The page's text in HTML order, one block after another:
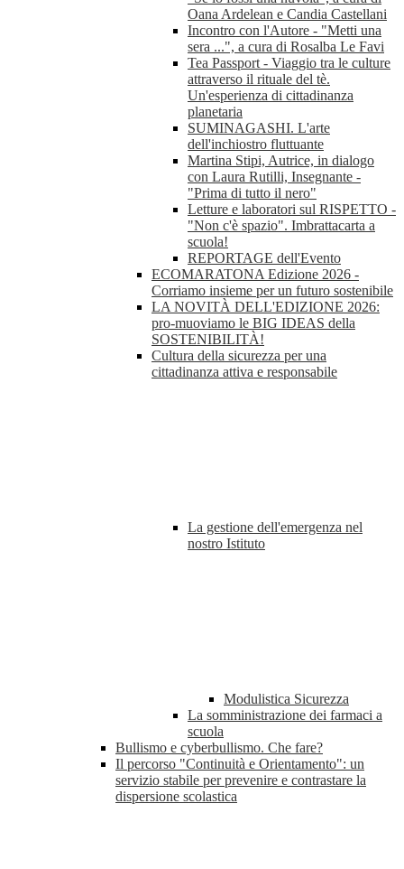
Oana Ardelean e Candia Castellani
Incontro con l'Autore - "Metti una
sera ...", a cura di Rosalba Le Favi
Tea Passport - Viaggio tra le culture
attraverso il rituale del tè.
Un'esperienza di cittadinanza
planetaria
SUMINAGASHI. L'arte
dell'inchiostro fluttuante
Martina Stipi, Autrice, in dialogo
con Laura Rutilli, Insegnante -
"Prima di tutto il nero"
Letture e laboratori sul RISPETTO -
"Non c'è spazio". Imbrattacarta a
scuola!
REPORTAGE dell'Evento
ECOMARATONA Edizione 2026 -
Corriamo insieme per un futuro sostenibile
LA NOVITÀ DELL'EDIZIONE 2026:
pro-muoviamo le BIG IDEAS della
SOSTENIBILITÀ!
Cultura della sicurezza per una
cittadinanza attiva e responsabile
La gestione dell'emergenza nel
nostro Istituto
Modulistica Sicurezza
La somministrazione dei farmaci a
scuola
Bullismo e cyberbullismo. Che fare?
Il percorso "Continuità e Orientamento": un
servizio stabile per prevenire e contrastare la
dispersione scolastica